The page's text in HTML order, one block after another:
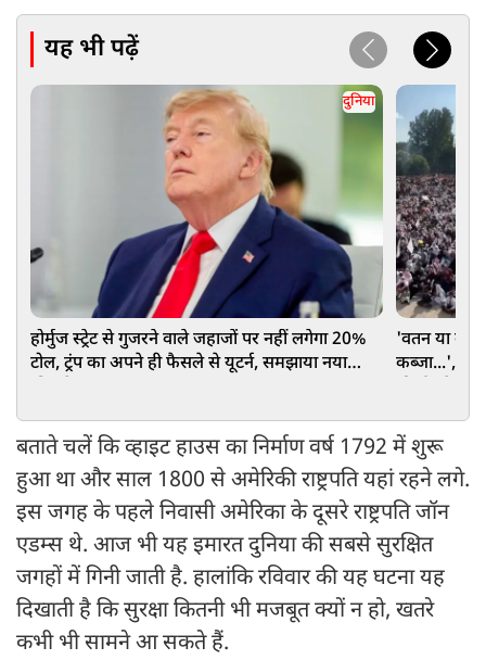
यह भी पढ़ें
दुनिया
होर्मुज स्‍ट्रेट से गुजरने वाले जहाजों पर नहीं लगेगा 20%
टोल, ट्रंप का अपने ही फैसले से यूटर्न, समझाया नया
'वतन या
कब्जा...',
बताते चलें कि व्हाइट हाउस का निर्माण वर्ष 1792 में शुरू
हुआ था और साल 1800 से अमेरिकी राष्ट्रपति यहां रहने लगे.
इस जगह के पहले निवासी अमेरिका के दूसरे राष्ट्रपति जॉन
एडम्स थे. आज भी यह इमारत दुनिया की सबसे सुरक्षित
जगहों में गिनी जाती है. हालांकि रविवार की यह घटना यह
दिखाती है कि सुरक्षा कितनी भी मजबूत क्यों न हो, खतरे
कभी भी सामने आ सकते हैं.